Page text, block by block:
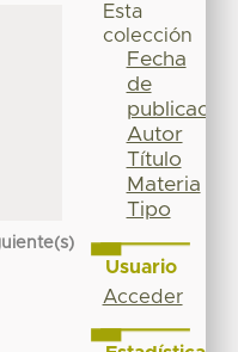
Esta
colección
Fecha
de
publicación
Autor
Título
Materia
Tipo
Usuario
Acceder